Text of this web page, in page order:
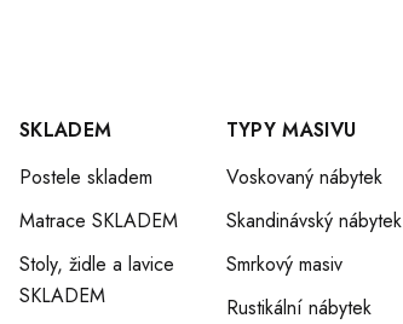
SKLADEM
Postele skladem
Matrace SKLADEM
Stoly, židle a lavice
SKLADEM
TYPY MASIVU
Voskovaný nábytek
Skandinávský nábytek
Smrkový masiv
Rustikální nábytek